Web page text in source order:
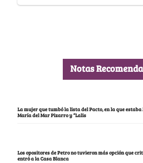
Notas
La mujer que tumbó la lista del Pacto, en la que
María del Mar Pizarro y “Lalis
Los opositores de Petro no tuvieron más opción que
entró a la Casa Blanca